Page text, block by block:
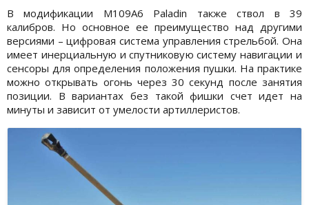
В модификации M109A6 Paladin также ствол в 39
калибров. Но основное ее преимущество над другими
версиями – цифровая система управления стрельбой. Она
имеет инерциальную и спутниковую систему навигации и
сенсоры для определения положения пушки. На практике
можно открывать огонь через 30 секунд после занятия
позиции. В вариантах без такой фишки счет идет на
минуты и зависит от умелости артиллеристов.